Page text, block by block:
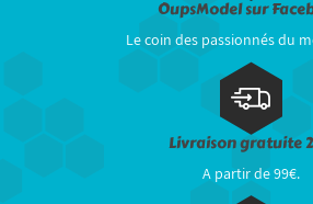
OupsModel sur
Le coin des passionnés du
Livraison gratuite
A partir de 99€.